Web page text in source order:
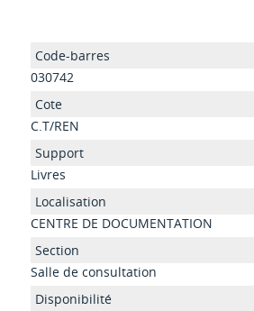
030742
C.T/REN
Livres
CENTRE DE DOCUMENTATION
Salle de consultation